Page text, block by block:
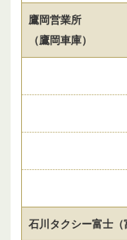
鷹岡営業所
（鷹岡車庫）
石川タクシー富士（